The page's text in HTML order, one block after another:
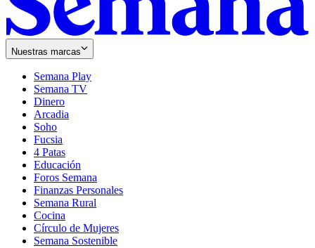
Nuestras marcas
Semana Play
Semana TV
Dinero
Arcadia
Soho
in
new
window
Fucsia
in
new
window
4 Patas
Educación
Foros Semana
Finanzas Personales
Semana Rural
Cocina
Círculo de Mujeres
Semana Sostenible